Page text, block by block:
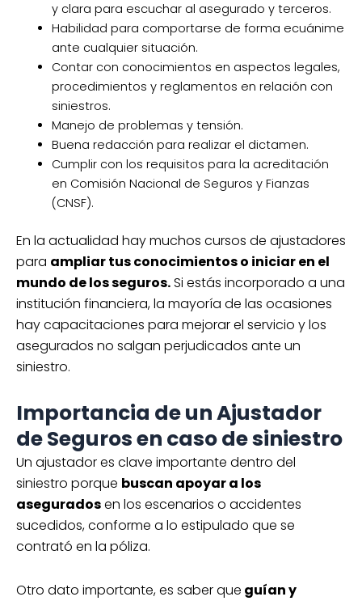
y clara para escuchar al asegurado y terceros.
Habilidad para comportarse de forma ecuánime
ante cualquier situación.
Contar con conocimientos en aspectos legales,
procedimientos y reglamentos en relación con
siniestros.
Manejo de problemas y tensión.
Buena redacción para realizar el dictamen.
Cumplir con los requisitos para la acreditación
en Comisión Nacional de Seguros y Fianzas
(CNSF).
En la actualidad hay muchos cursos de ajustadores
para ampliar tus conocimientos o iniciar en el
mundo de los seguros.Si estás incorporado a una
institución financiera, la mayoría de las ocasiones
hay capacitaciones para mejorar el servicio y los
asegurados no salgan perjudicados ante un
siniestro.
Importancia de un Ajustador
de Seguros en caso de siniestro
Un ajustador es clave importante dentro del
siniestro porque buscan apoyar a los
aseguradosen los escenarios o accidentes
sucedidos, conforme a lo estipulado que se
contrató en la póliza.
Otro dato importante, es saber que guían y